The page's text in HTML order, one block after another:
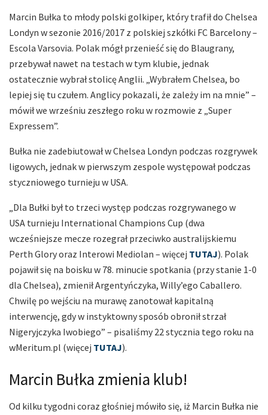
Marcin Bułka to młody polski golkiper, który trafił do Chelsea
Londyn w sezonie 2016/2017 z polskiej szkółki FC Barcelony –
Escola Varsovia. Polak mógł przenieść się do Blaugrany,
przebywał nawet na testach w tym klubie, jednak
ostatecznie wybrał stolicę Anglii. „Wybrałem Chelsea, bo
lepiej się tu czułem. Anglicy pokazali, że zależy im na mnie” –
mówił we wrześniu zeszłego roku w rozmowie z „Super
Expressem”.
Bułka nie zadebiutował w Chelsea Londyn podczas rozgrywek
ligowych, jednak w pierwszym zespole występował podczas
styczniowego turnieju w USA.
„Dla Bułki był to trzeci występ podczas rozgrywanego w
USA turnieju International Champions Cup (dwa
wcześniejsze mecze rozegrał przeciwko australijskiemu
Perth Glory oraz Interowi Mediolan – więcej TUTAJ). Polak
pojawił się na boisku w 78. minucie spotkania (przy stanie 1-0
dla Chelsea), zmienił Argentyńczyka, Willy’ego Caballero.
Chwilę po wejściu na murawę zanotował kapitalną
interwencję, gdy w instyktowny sposób obronił strzał
Nigeryjczyka Iwobiego” – pisaliśmy 22 stycznia tego roku na
wMeritum.pl (więcej TUTAJ).
Marcin Bułka zmienia klub!
Od kilku tygodni coraz głośniej mówiło się, iż Marcin Bułka nie